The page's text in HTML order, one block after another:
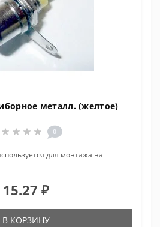
металл. (желтое)
0
для монтажа на
15.27 ₽
В КОРЗИНУ